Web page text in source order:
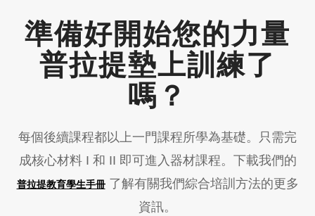
準備好開始您的力量
普拉提墊上訓練了
嗎？
每個後續課程都以上一門課程所學為基礎。只需完
成核心材料 I 和 II 即可進入器材課程。下載我們的
普拉提教育學生手冊了解有關我們綜合培訓方法的更多
資訊。